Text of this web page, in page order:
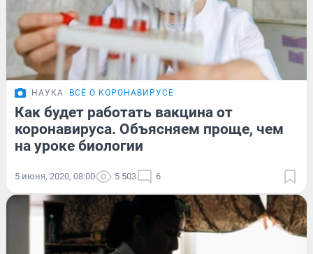
НАУКА ВСЁ О КОРОНАВИРУСЕ
Как будет работать вакцина от
коронавируса. Объясняем проще, чем
на уроке биологии
5 июня, 2020, 08:00 5 503 6